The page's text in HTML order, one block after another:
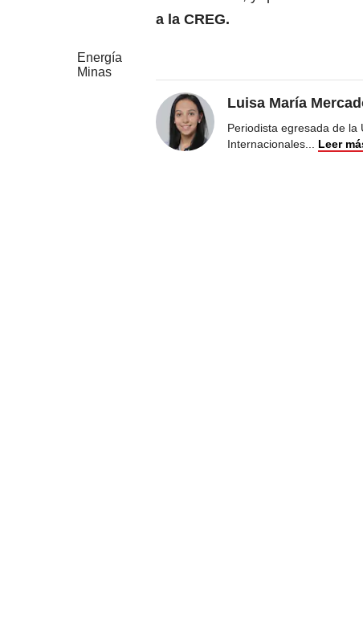
a la CREG.
Energía
Minas
Luisa María
Periodista egresada de
Internacionales... Leer